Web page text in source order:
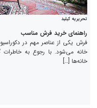
تحریریه کیلید
راهنمای خرید فرش مناسب
فرش یکی از عناصر مهم در
خانه می‌شود. با رجوع به
خانه‌ها […]